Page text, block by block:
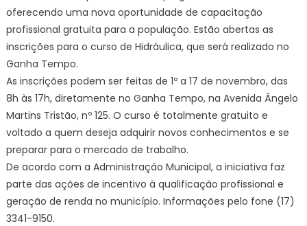
oferecendo uma nova oportunidade de capacitação
profissional gratuita para a população. Estão abertas as
inscrições para o curso de Hidráulica, que será realizado no
Ganha Tempo.
As inscrições podem ser feitas de 1º a 17 de novembro, das
8h às 17h, diretamente no Ganha Tempo, na Avenida Ângelo
Martins Tristão, nº 125. O curso é totalmente gratuito e
voltado a quem deseja adquirir novos conhecimentos e se
preparar para o mercado de trabalho.
De acordo com a Administração Municipal, a iniciativa faz
parte das ações de incentivo à qualificação profissional e
geração de renda no município. Informações pelo fone (17)
3341-9150.